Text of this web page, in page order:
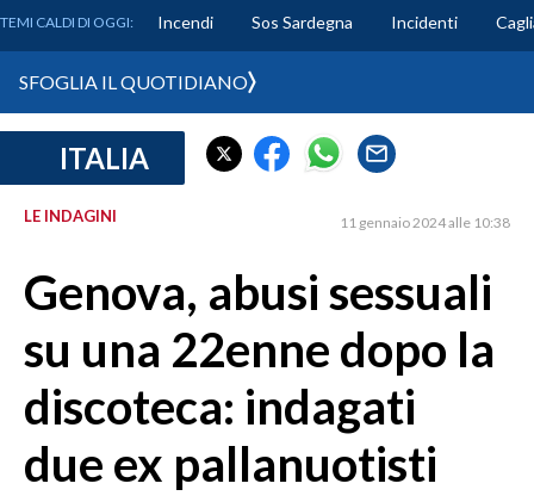
CRONACA SARDEGNA
MEDIO CAMPIDANO
ORISTANO E PROVINCIA
GALLURA
NUORO E PROVINCIA
OGLIASTRA
TEMI CALDI DI OGGI: Incendi Sos Sardegna Incidenti
SFOGLIA IL QUOTIDIANO
ITALIA
LE INDAGINI 11 gennaio 2024 alle 10:38
Genova, abusi sessuali
su una 22enne dopo la
discoteca: indagati
due ex pallanuotisti